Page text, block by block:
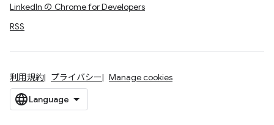
LinkedIn の Chrome for Developers
RSS
利用規約 プライバシー Manage cookies